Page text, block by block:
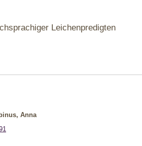
Leichenpredigten
Anna